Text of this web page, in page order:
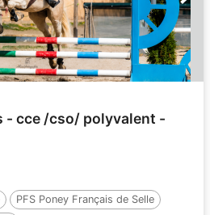
- cce /cso/ polyvalent -
PFS Poney Français de Selle